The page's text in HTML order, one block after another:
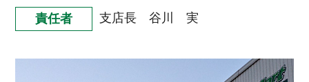
責任者 支店長 谷川 実